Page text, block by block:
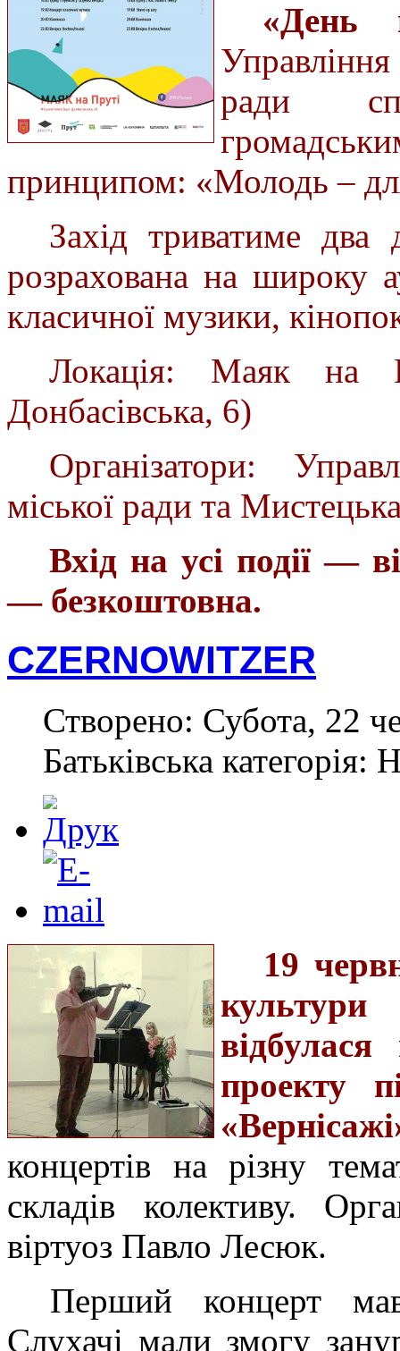
«День
Управління
ради
принципом: «Молодь –
Захід триватиме два
розрахована на широку
класичної музики,
Локація: Маяк на
Донбасівська, 6)
Організатори:
міської ради та
Вхід на усі події —
— безкоштовна.
CZERNOWITZER
Створено: Субота, 22
Батьківська категорія:
19
проекту
концертів на різну
складів колективу.
віртуоз Павло Лесюк.
Перший концерт
Слухачі мали змогу